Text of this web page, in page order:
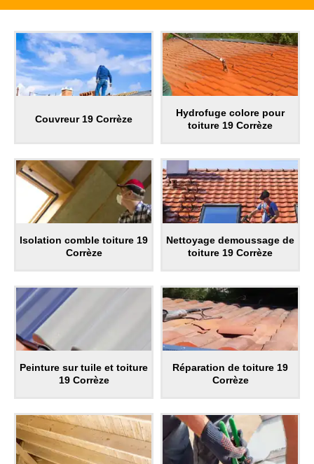
Couvreur 19 Corrèze
Hydrofuge colore pour
toiture 19 Corrèze
Isolation comble toiture 19
Corrèze
Nettoyage demoussage de
toiture 19 Corrèze
Peinture sur tuile et toiture
19 Corrèze
Réparation de toiture 19
Corrèze